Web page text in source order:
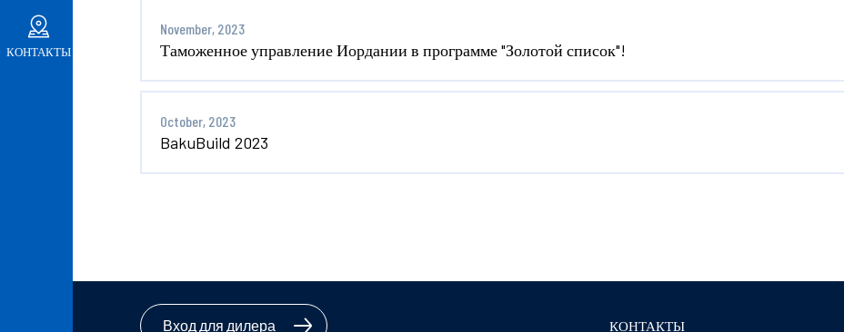
КОНТАКТЫ
November, 2023
Таможенное управление Иордании в программе "Золотой список"!
October, 2023
BakuBuild 2023
Вход для дилера КОНТАКТЫ